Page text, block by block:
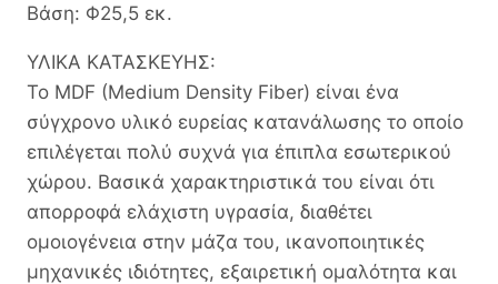
Βάση: Φ25,5 εκ.
ΥΛΙΚΑ ΚΑΤΑΣΚΕΥΗΣ:
Το MDF (Medium Density Fiber) είναι ένα
σύγχρονο υλικό ευρείας κατανάλωσης το οποίο
επιλέγεται πολύ συχνά για έπιπλα εσωτερικού
χώρου. Βασικά χαρακτηριστικά του είναι ότι
απορροφά ελάχιστη υγρασία, διαθέτει
ομοιογένεια στην μάζα του, ικανοποιητικές
μηχανικές ιδιότητες, εξαιρετική ομαλότητα και